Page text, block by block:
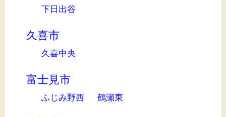
下日出谷
久喜市
久喜中央
富士見市
ふじみ野西 鶴瀬東